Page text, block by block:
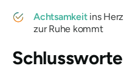
Achtsamkeitins
zur Ruhe kommt
Schlussworte